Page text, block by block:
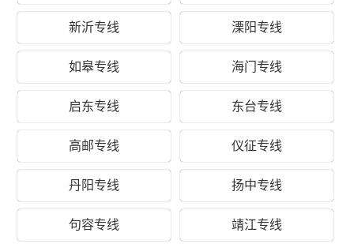
致电沟通
元/票
致电沟通
致电沟通
元/立方
致电沟通
元/公斤
致电沟通
无锡
新沂专线 溧阳专线
如皋专线 海门专线
启东专线 东台专线
高邮专线 仪征专线
丹阳专线 扬中专线
句容专线 靖江专线